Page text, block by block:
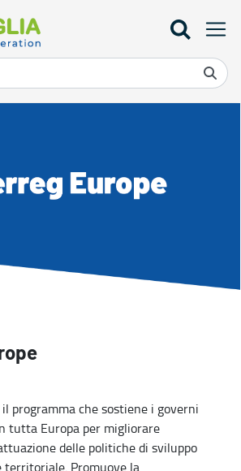
programma che sostiene i governi
tutta Europa per migliorare
delle politiche di sviluppo
territoriale. Promuove la